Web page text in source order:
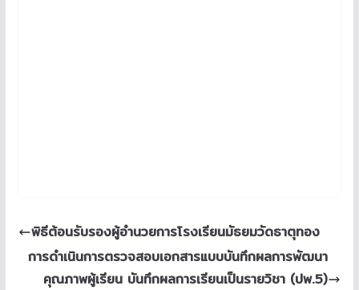
พิธีต้อนรับรองผู้อำนวยการโรงเรียนมัธยมวัดธาตุทอง
การดำเนินการตรวจสอบเอกสารแบบบันทึกผลการพัฒนา
คุณภาพผู้เรียน บันทึกผลการเรียนเป็นรายวิชา (ปพ.5)